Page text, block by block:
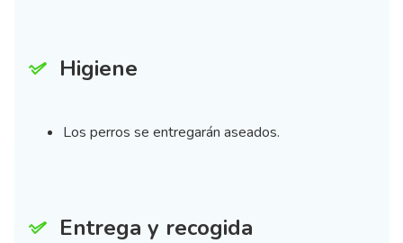
Higiene
Los perros se entregarán aseados.
Entrega y recogida